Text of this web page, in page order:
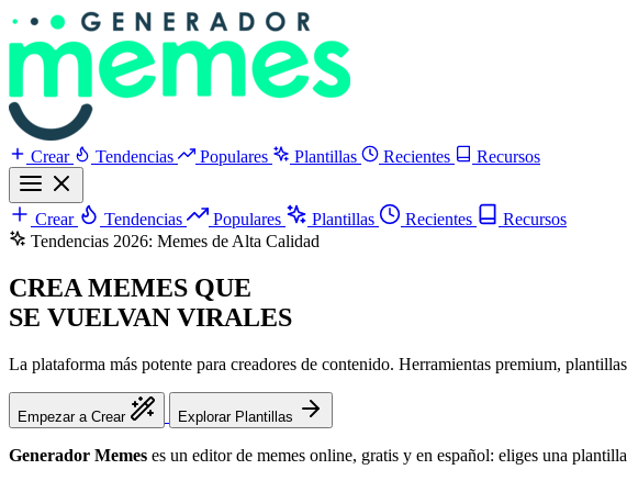
Crear Tendencias Populares Plantillas Recientes Recursos
Crear Tendencias Populares Plantillas Recientes
Recursos
Tendencias 2026: Memes de Alta Calidad
CREA MEMES QUE
SE VUELVAN VIRALES
La plataforma más potente para creadores de contenido. Herramientas premium,
Empezar a Crear Explorar Plantillas
Generador Memes es un editor de memes online, gratis y en español: eliges una